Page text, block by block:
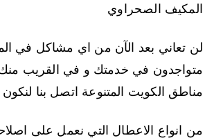
المكيف الصحراوي
لن تعاني بعد الآن من اي مشاكل في
متواجدون في خدمتك و في القريب
مناطق الكويت المتنوعة اتصل بنا
من انواع الاعطال التي نعمل على